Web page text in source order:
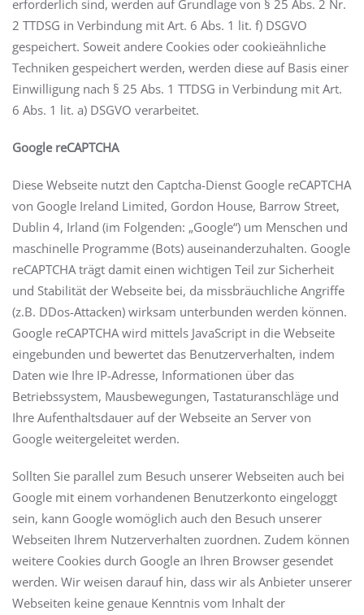
erforderlich sind, werden auf Grundlage von § 25 Abs. 2 Nr.
2 TTDSG in Verbindung mit Art. 6 Abs. 1 lit. f) DSGVO
gespeichert. Soweit andere Cookies oder cookieähnliche
Techniken gespeichert werden, werden diese auf Basis einer
Einwilligung nach § 25 Abs. 1 TTDSG in Verbindung mit Art.
6 Abs. 1 lit. a) DSGVO verarbeitet.
Google reCAPTCHA
Diese Webseite nutzt den Captcha-Dienst Google reCAPTCHA
von Google Ireland Limited, Gordon House, Barrow Street,
Dublin 4, Irland (im Folgenden: „Google“) um Menschen und
maschinelle Programme (Bots) auseinanderzuhalten. Google
reCAPTCHA trägt damit einen wichtigen Teil zur Sicherheit
und Stabilität der Webseite bei, da missbräuchliche Angriffe
(z.B. DDos-Attacken) wirksam unterbunden werden können.
Google reCAPTCHA wird mittels JavaScript in die Webseite
eingebunden und bewertet das Benutzerverhalten, indem
Daten wie Ihre IP-Adresse, Informationen über das
Betriebssystem, Mausbewegungen, Tastaturanschläge und
Ihre Aufenthaltsdauer auf der Webseite an Server von
Google weitergeleitet werden.
Sollten Sie parallel zum Besuch unserer Webseiten auch bei
Google mit einem vorhandenen Benutzerkonto eingeloggt
sein, kann Google womöglich auch den Besuch unserer
Webseiten Ihrem Nutzerverhalten zuordnen. Zudem können
weitere Cookies durch Google an Ihren Browser gesendet
werden. Wir weisen darauf hin, dass wir als Anbieter unserer
Webseiten keine genaue Kenntnis vom Inhalt der